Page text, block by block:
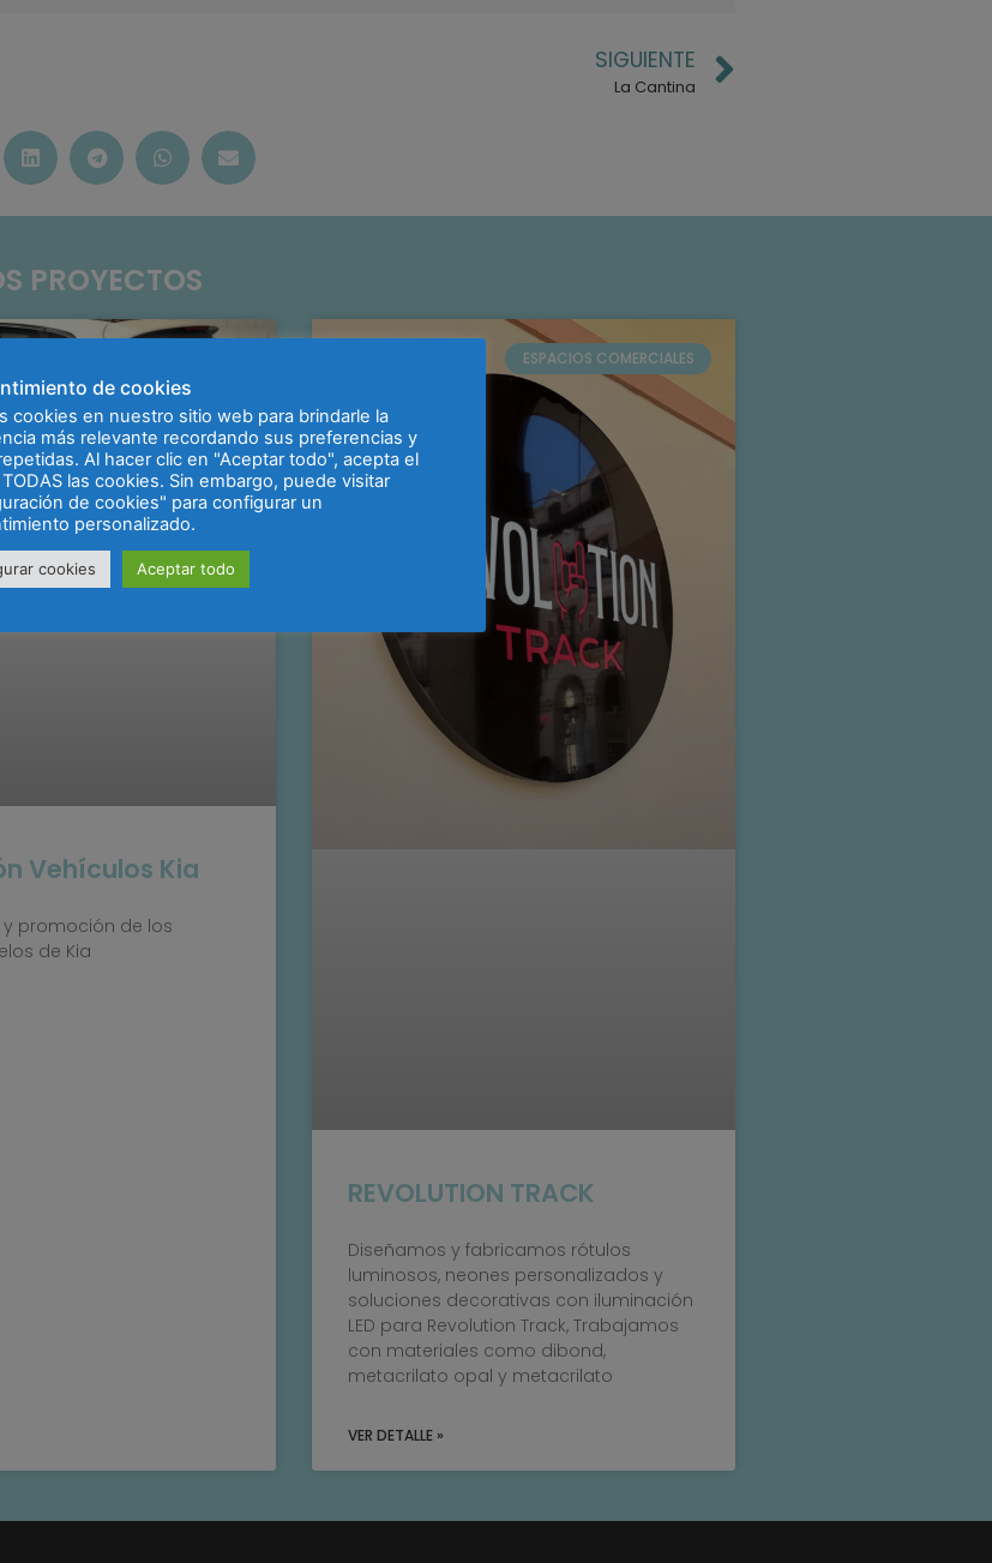
SIGUIENTE
La Cantina
PROYECTOS
Vehículos Kia
promoción de los
de Kia
ESPACIOS COMERCIALES
REVOLUTION TRACK
Diseñamos y fabricamos rótulos
luminosos, neones personalizados y
soluciones decorativas con iluminación
LED para Revolution Track, Trabajamos
con materiales como dibond,
metacrilato opal y metacrilato
VER DETALLE »
de cookies
cookies en nuestro sitio web para brindarle la
más relevante recordando sus preferencias y
Al hacer clic en "Aceptar todo", acepta el
las cookies. Sin embargo, puede visitar
de cookies" para configurar un
personalizado.
cookies Aceptar todo